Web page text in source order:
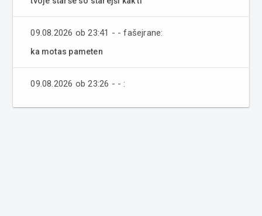
09.08.2026 ob 23:41 - - fašejrane:
ka motas pameten
09.08.2026 ob 23:26 - - :